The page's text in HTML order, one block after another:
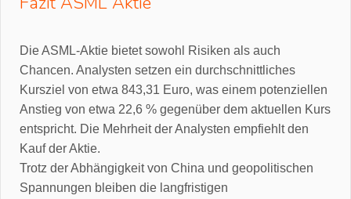
Die ASML-Aktie bietet sowohl Risiken als auch
Chancen. Analysten setzen ein durchschnittliches
Kursziel von etwa 843,31 Euro, was einem potenziellen
Anstieg von etwa 22,6 % gegenüber dem aktuellen Kurs
entspricht. Die Mehrheit der Analysten empfiehlt den
Kauf der Aktie.
Trotz der Abhängigkeit von China und geopolitischen
Spannungen bleiben die langfristigen